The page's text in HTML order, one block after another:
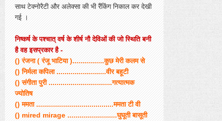
साथ टेक्नोरैटी और अलेक्सा की भी रैंकिंग निकाल कर देखी
गई ।
निष्कर्ष के पश्चात् वर्ष के शीर्ष नौ देविओं की जो स्थिति बनी
है वह इसप्रकार है -
() रंजना ( रंजू भाटिया )................कुछ मेरी कलम से
() निर्मला कपिला .........................वीर बहूटी
() संगीता पुरी ................................गत्यात्मक
ज्योतिष
() ममता .......................................ममता टी वी
() mired mirage .........................घुघूती बासूती